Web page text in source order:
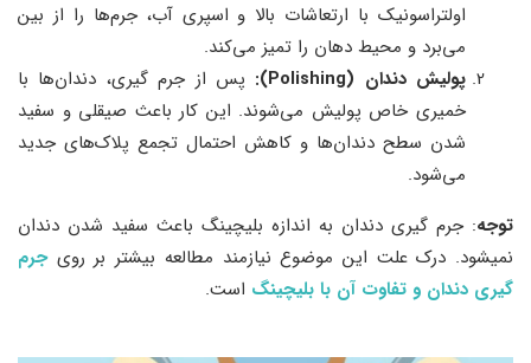
اولتراسونیک با ارتعاشات بالا و اسپری آب، جرم‌ها را از بین
می‌برد و محیط دهان را تمیز می‌کند.
پولیش دندان (Polishing):
پس از جرم‌ گیری، دندان‌ها با
خمیری خاص پولیش می‌شوند. این کار باعث صیقلی و سفید
شدن سطح دندان‌ها و کاهش احتمال تجمع پلاک‌های جدید
می‌شود.
توجه: جرم گیری دندان به اندازه بلیچینگ باعث سفید شدن دندان
نمی‎شود. درک علت این موضوع نیازمند مطالعه بیشتر بر روی
جرم
گیری دندان و تفاوت آن با بلیچینگ است.